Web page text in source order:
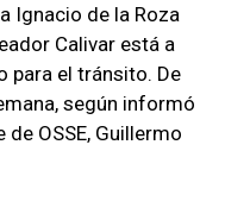
Ignacio de la Roza
Calivar está a
para el tránsito. De
según informó
de OSSE, Guillermo